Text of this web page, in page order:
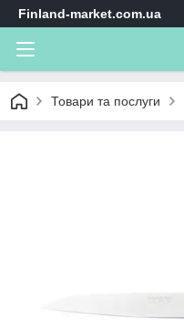
Finland-market.com.ua
Товари та послуги